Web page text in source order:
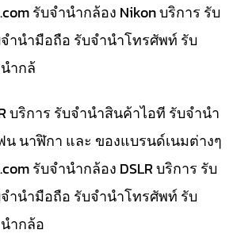
รับจำนำกล้อง Nikon บริการ รับ
ำนำมือถือ รับจำนำโทรศัพท์ รับ
ำกล้
บริการ รับจำนำสินค้าไอที รับจำนำ
นาฬิกา และ ของแบรนด์เนมต่างๆ
รับจำนำกล้อง DSLR บริการ รับ
ำนำมือถือ รับจำนำโทรศัพท์ รับ
ำกล้อ